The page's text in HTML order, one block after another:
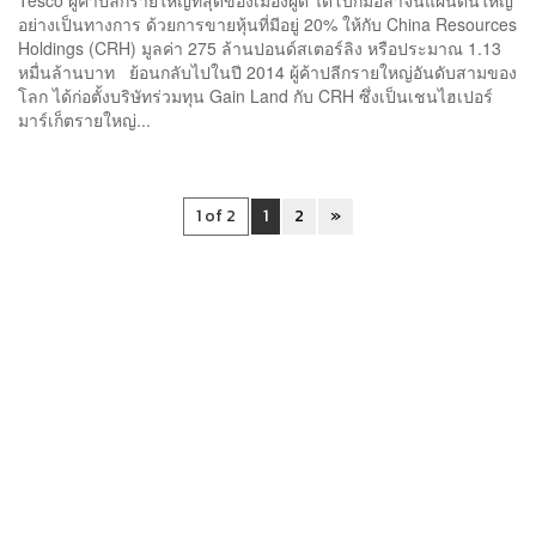
อย่างเป็นทางการ ด้วยการขายหุ้นที่มีอยู่ 20% ให้กับ China Resources
Holdings (CRH) มูลค่า 275 ล้านปอนด์สเตอร์ลิง หรือประมาณ 1.13
หมื่นล้านบาท ย้อนกลับไปในปี 2014 ผู้ค้าปลีกรายใหญ่อันดับสามของ
โลก ได้ก่อตั้งบริษัทร่วมทุน Gain Land กับ CRH ซึ่งเป็นเชนไฮเปอร์
มาร์เก็ตรายใหญ่...
1 of 2 1 2 »